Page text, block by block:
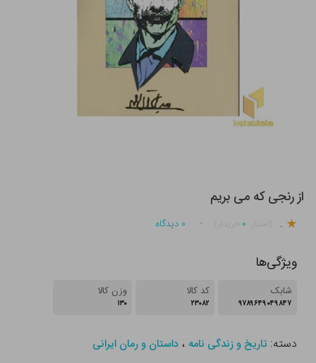
از رنجی که می بریم
. ۰ ۰ دیدگاه
ویژگی‌ها
شابک
۹۷۸۹۶۴۹۰۴۹۸۴۷
کد کالا
۲۳۰۸۲
وزن کالا
۱۳۰
دسته:تاریخ و زندگی نامه ،داستان و رمان ایرانی